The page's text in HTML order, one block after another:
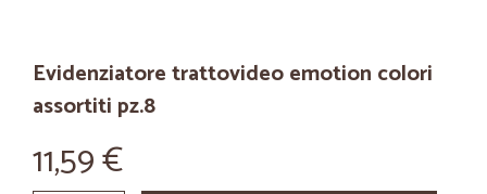
Evidenziatore trattovideo emotion colori
assortiti pz.8
11,59 €